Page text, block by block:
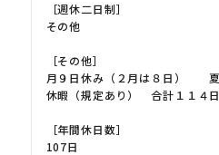
［週休二日制］
その他
［その他］
月９日休み（２月は８日） 夏
休暇（規定あり） 合計１１４
［年間休日数］
107日